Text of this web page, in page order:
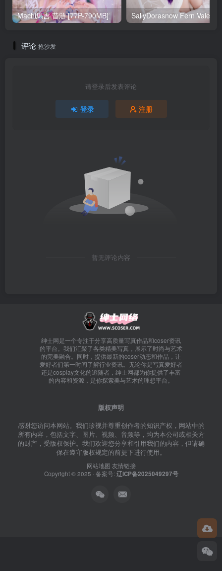
Machi馬吉 昔涟 [77P-790MB]
评论 抢沙发
请登录后发表评论
登录 注册
暂无评论内容
绅士网是一个专注于分享高质量写真作品和coser资讯
的平台。我们汇聚了各类精美写真，展示了时尚与艺术
的完美融合。同时，提供最新的coser动态和作品，让
爱好者们第一时间了解行业资讯。无论你是写真爱好者
还是cosplay文化的追随者，绅士网都为你提供了丰富
的内容和资源，是你探索美与艺术的理想平台。
版权声明
感谢您访问本网站。我们珍视并尊重创作者的知识产权，网站中的
所有内容，包括文字、图片、视频、音频等，均为本公司或相关方
的财产，受版权保护。我们欢迎您分享和引用我们的内容，但请确
保在遵守版权规定的前提下进行使用。
网站地图 友情链接
Copyright © 2025 · 备案号: 辽ICP备2025049297号